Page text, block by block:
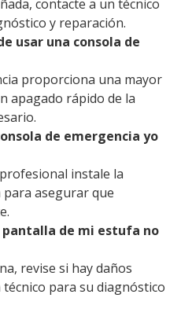
contacte a un técnico
y reparación.
usar una consola de
proporciona una mayor
apagado rápido de la
de emergencia yo
instale la
para asegurar que
pantalla de mi estufa no
revise si hay daños
para su diagnóstico